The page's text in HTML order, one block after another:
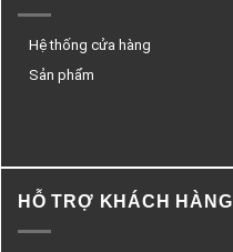
Hệ thống cửa hàng
Sản phẩm
HỖ TRỢ KHÁCH HÀNG